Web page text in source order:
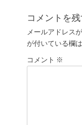
ビ
ゲ
ー
シ
投
コメントを
メールアドレス
が付いている欄
コメント ※